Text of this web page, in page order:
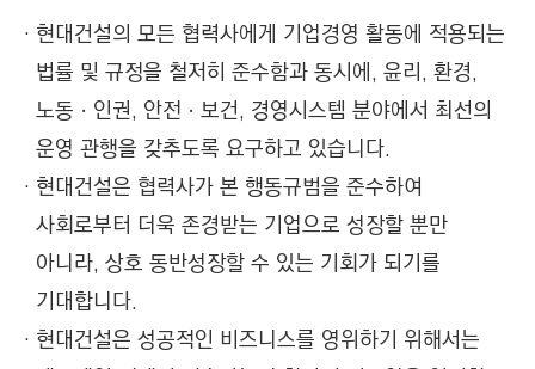
현대건설의 모든 협력사에게 기업경영 활동에 적용되는
법률 및 규정을 철저히 준수함과 동시에, 윤리, 환경,
노동ㆍ인권, 안전ㆍ보건, 경영시스템 분야에서 최선의
운영 관행을 갖추도록 요구하고 있습니다.
현대건설은 협력사가 본 행동규범을 준수하여
사회로부터 더욱 존경받는 기업으로 성장할 뿐만
아니라, 상호 동반성장할 수 있는 기회가 되기를
기대합니다.
현대건설은 성공적인 비즈니스를 영위하기 위해서는